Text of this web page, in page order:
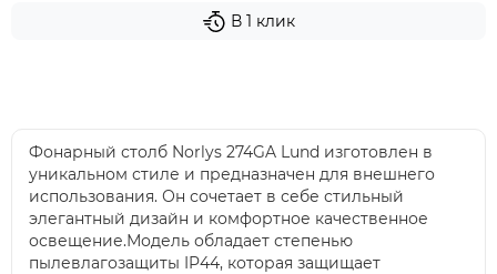
В 1 клик
Фонарный столб Norlys 274GA Lund изготовлен в
уникальном стиле и предназначен для внешнего
использования. Он сочетает в себе стильный
элегантный дизайн и комфортное качественное
освещение.Модель обладает степенью
пылевлагозащиты IP44, которая защищает